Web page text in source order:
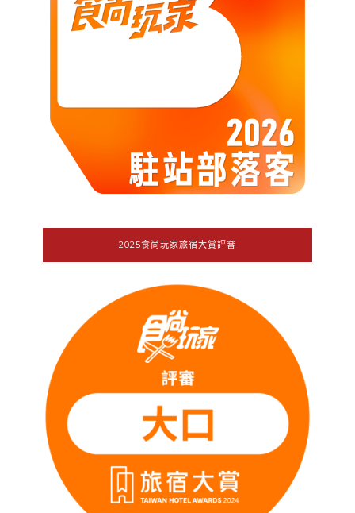
2025食尚玩家旅宿大賞評審